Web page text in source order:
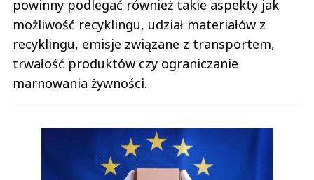
powinny podlegać również takie aspekty jak
możliwość recyklingu, udział materiałów z
recyklingu, emisje związane z transportem,
trwałość produktów czy ograniczanie
marnowania żywności.